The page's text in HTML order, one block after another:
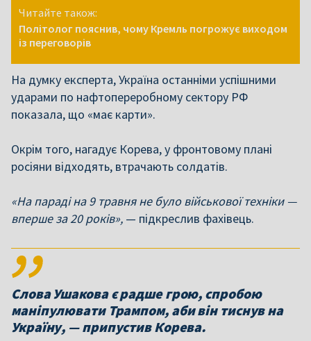
Читайте також:
Політолог пояснив, чому Кремль погрожує виходом
із переговорів
На думку експерта, Україна останніми успішними
ударами по нафтопереробному сектору РФ
показала, що «має карти».
Окрім того, нагадує Корева, у фронтовому плані
росіяни відходять, втрачають солдатів.
«На параді на 9 травня не було військової техніки —
вперше за 20 років», — підкреслив фахівець.
Слова Ушакова є радше грою, спробою
маніпулювати Трампом, аби він тиснув на
Україну, — припустив Корева.